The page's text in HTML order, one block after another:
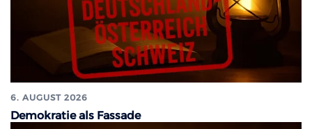
6. AUGUST 2026
Demokratie als Fassade